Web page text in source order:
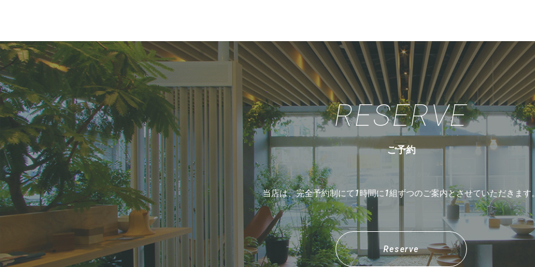
RESERVE
ご予約
当店は、完全予約制にて1時間に1組ずつのご案内とさせていただきます
Reserve